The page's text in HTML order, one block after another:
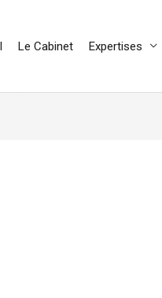
Le Cabinet Expertises